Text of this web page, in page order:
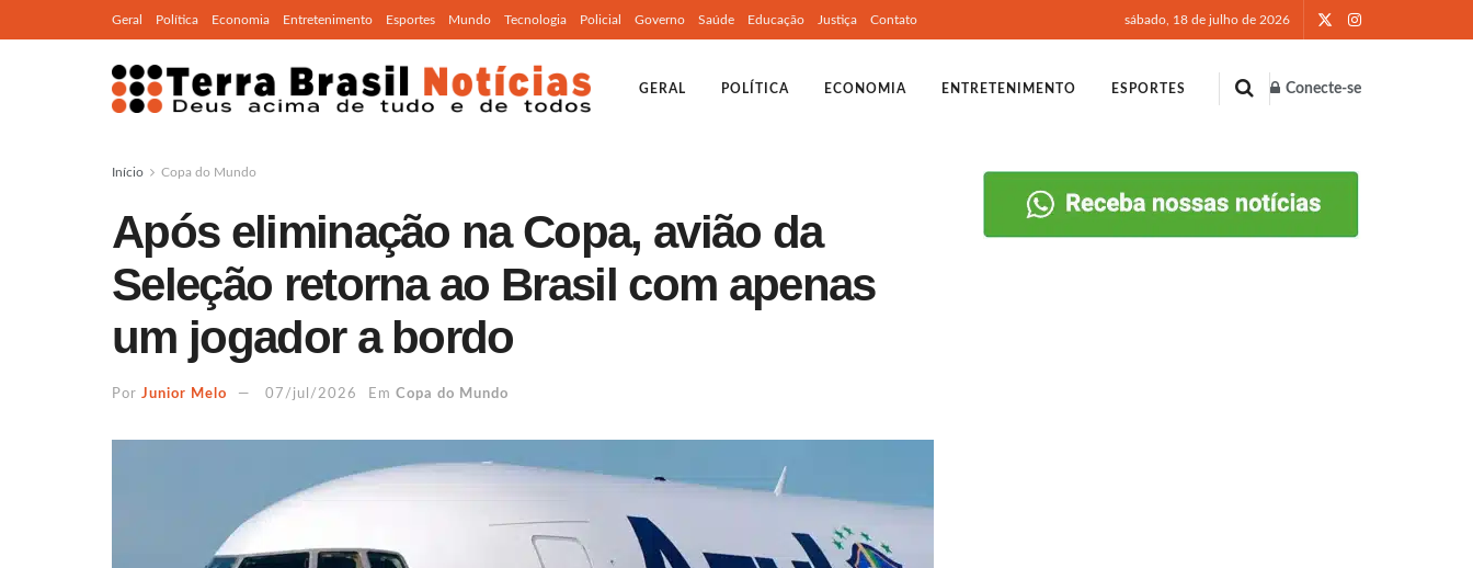
Geral Política Economia Entretenimento Esportes Mundo Tecnologia Policial Governo Saúde Educação Justiça Contato sábado, 18 de julho de 2026
GERAL POLÍTICA ECONOMIA ENTRETENIMENTO ESPORTES Conecte-se
Início Copa do Mundo
Após eliminação na Copa, avião da
Seleção retorna ao Brasil com apenas
um jogador a bordo
Por Junior Melo 07/jul/2026 Em Copa do Mundo